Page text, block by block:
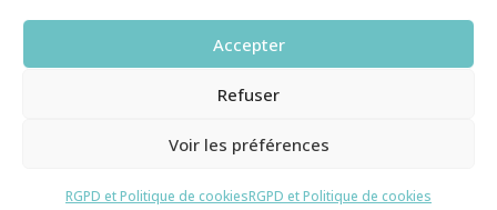
Accepter
Refuser
Voir les préférences
RGPD et Politique de cookiesRGPD et Politique de cookies
Contact
histoiredepates@gmail.com